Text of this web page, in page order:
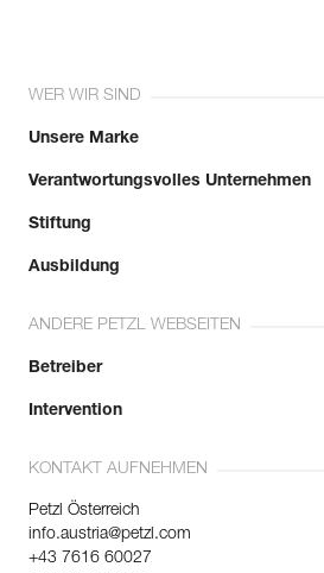
WER WIR SIND
Unsere Marke
Verantwortungsvolles Unternehmen
Stiftung
Ausbildung
ANDERE PETZL WEBSEITEN
Betreiber
Intervention
KONTAKT AUFNEHMEN
Petzl Österreich
info.austria@petzl.com
+43 7616 60027